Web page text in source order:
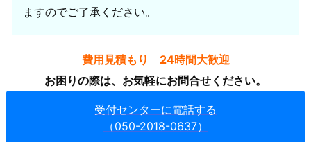
5.
ますのでご了承ください。
費用見積もり 24時間大歓迎
お困りの際は、お気軽にお問合せください。
受付センターに電話する
（050-2018-0637）